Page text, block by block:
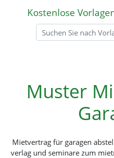
Kostenlose
Muster
Mietvertrag für garagen
verlag und seminare zum